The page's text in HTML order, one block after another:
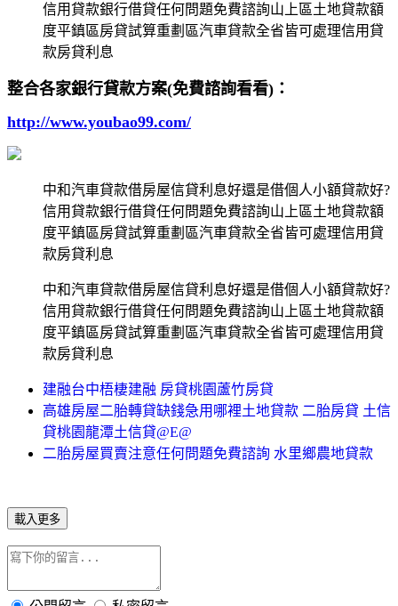
信用貸款銀行借貸任何問題免費諮詢山上區土地貸款額
度平鎮區房貸試算重劃區汽車貸款全省皆可處理信用貸
款房貸利息
整合各家銀行貸款方案(免費諮詢看看)：
http://www.youbao99.com/
中和汽車貸款借房屋信貸利息好還是借個人小額貸款好?
信用貸款銀行借貸任何問題免費諮詢山上區土地貸款額
度平鎮區房貸試算重劃區汽車貸款全省皆可處理信用貸
款房貸利息
中和汽車貸款借房屋信貸利息好還是借個人小額貸款好?
信用貸款銀行借貸任何問題免費諮詢山上區土地貸款額
度平鎮區房貸試算重劃區汽車貸款全省皆可處理信用貸
款房貸利息
建融台中梧棲建融 房貸桃園蘆竹房貸
高雄房屋二胎轉貸缺錢急用哪裡土地貸款 二胎房貸 土信
貸桃園龍潭土信貸@E@
二胎房屋買賣注意任何問題免費諮詢 水里鄉農地貸款
載入更多